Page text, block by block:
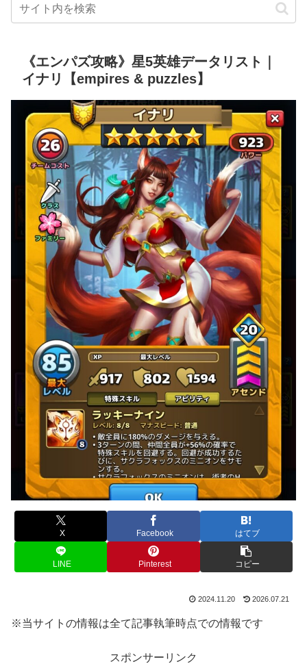
《エンパズ攻略》星5英雄データリスト｜
イナリ【empires & puzzles】
X Facebook はてブ
LINE Pinterest コピー
2024.11.20 2026.07.21
※当サイトの情報は全て記事執筆時点での情報です
スポンサーリンク